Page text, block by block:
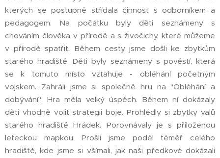
kterých se postupně střídala činnost s odborníkem a
pedagogem. Na počátku byly děti seznámeny s
chováním člověka v přírodě a s živočichy, které můžeme
v přírodě spatřit. Během cesty jsme došli ke zbytkům
starého hradiště. Děti byly seznámeny s pověstí, která
se k tomuto místo vztahuje - obléhání početným
vojskem. Zahráli jsme si společně hru na "Obléhání a
dobývání". Hra měla velký úspěch. Během ní dokázaly
děti vhodně volit strategii boje. Prohlédly si zbytky valů
starého hradiště Hrádek. Porovnávaly je s přiloženou
leteckou mapkou. Prošli jsme podél téměř celého
hradiště, kde jsme si všímali, jak naši předkové dokázali